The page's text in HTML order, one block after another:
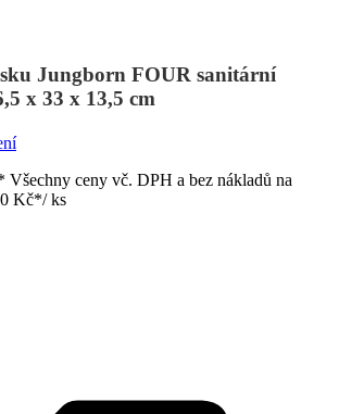
Jungborn FOUR sanitární
x 33 x 13,5 cm
ceny vč. DPH a bez nákladů na
Kč*/ ks